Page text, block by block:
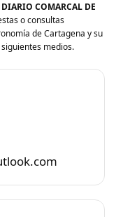
DIARIO COMARCAL DE
o consultas
de Cartagena y su
medios.